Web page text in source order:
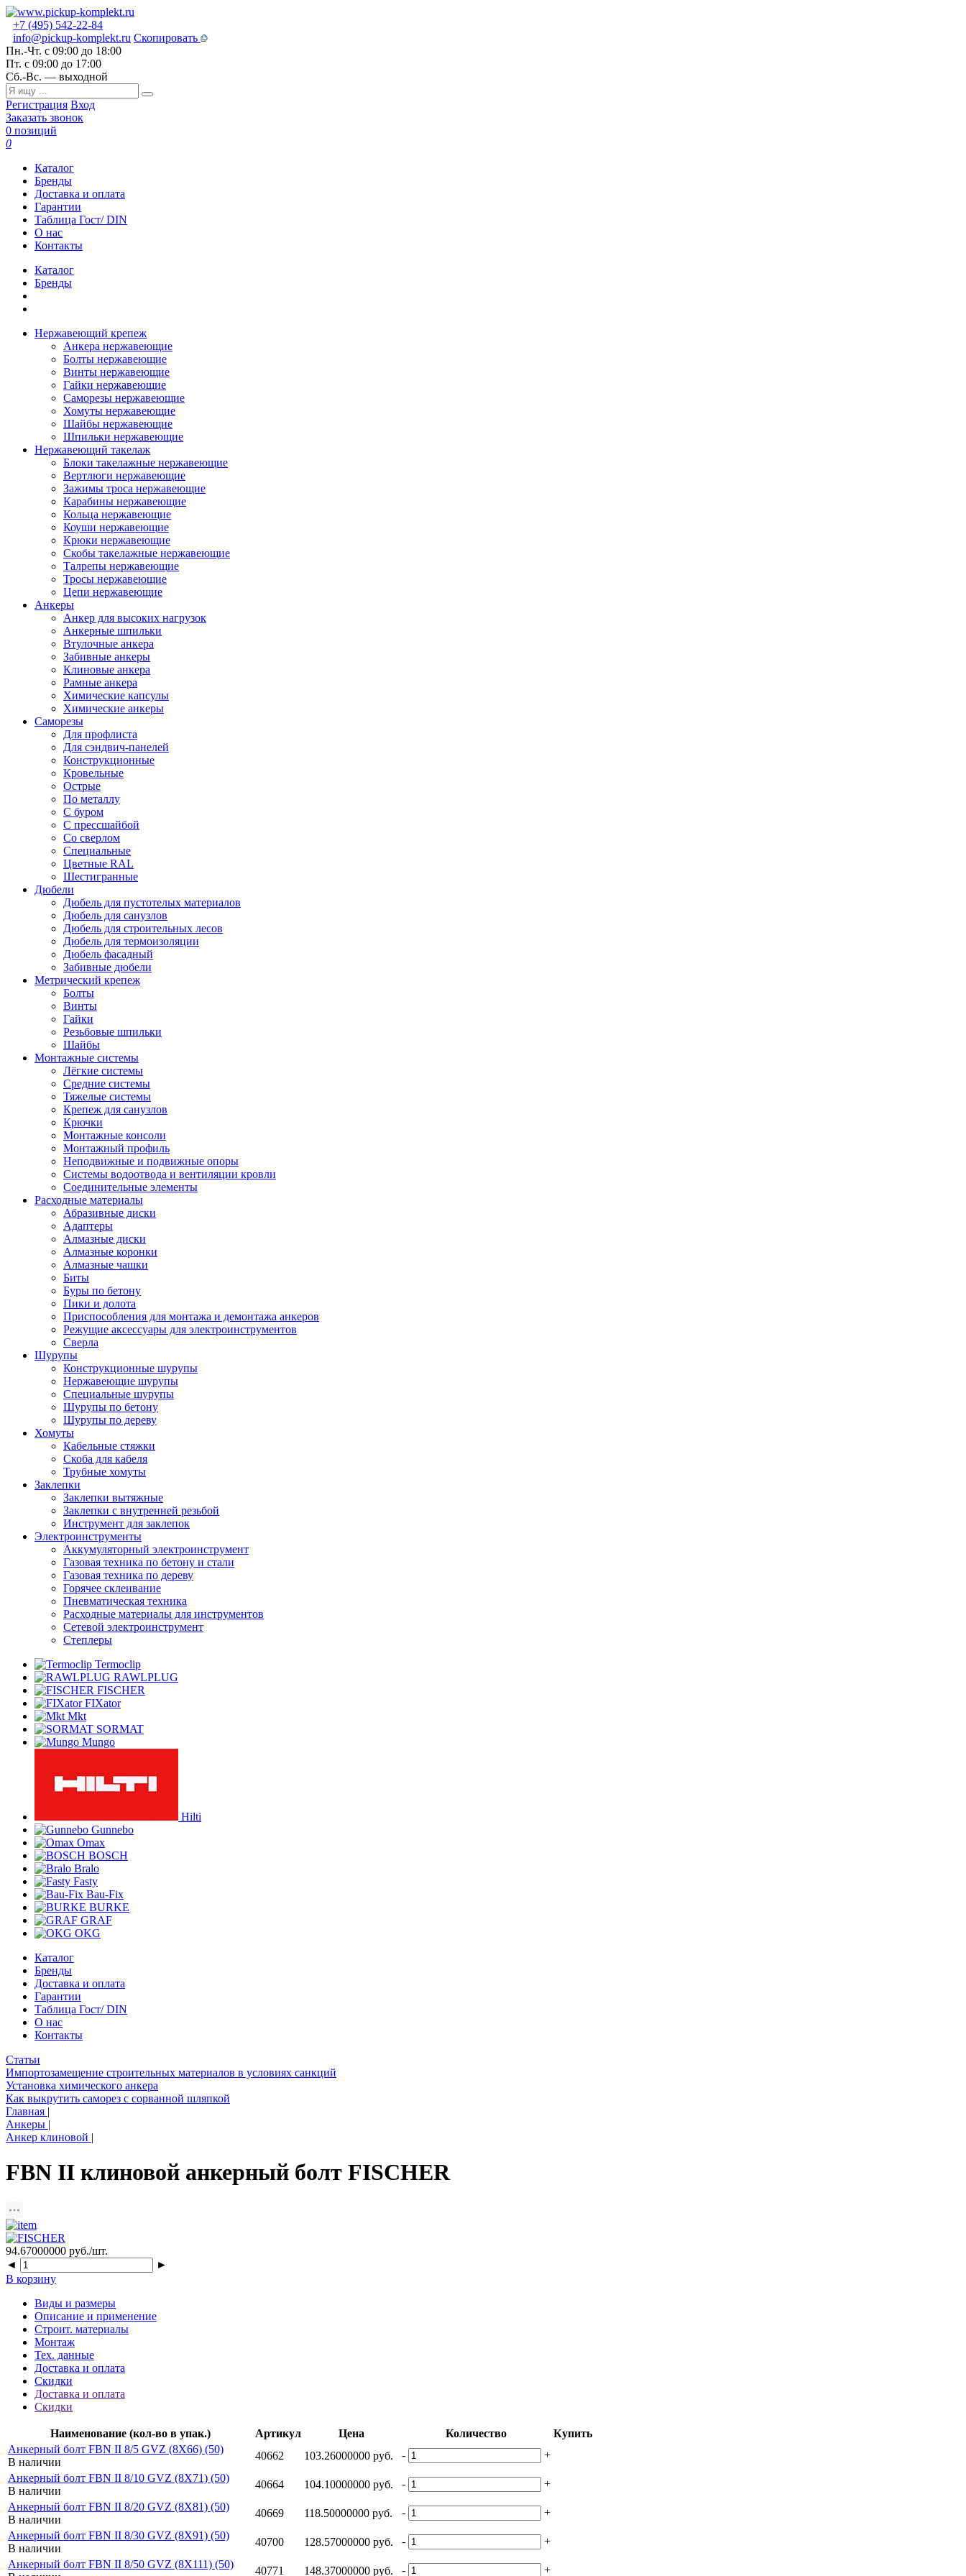
+7 (495) 542-22-84
info@pickup-komplekt.ru Скопировать
Пн.-Чт. с 09:00 до 18:00
Пт. с 09:00 до 17:00
Сб.-Вс. — выходной
Регистрация Вход
Заказать звонок
0 позиций
0
Каталог
Бренды
Доставка и оплата
Гарантии
Таблица Гост/ DIN
О нас
Контакты
Каталог
Бренды
Нержавеющий крепеж
Анкера нержавеющие
Болты нержавеющие
Винты нержавеющие
Гайки нержавеющие
Саморезы нержавеющие
Хомуты нержавеющие
Шайбы нержавеющие
Шпильки нержавеющие
Нержавеющий такелаж
Блоки такелажные нержавеющие
Вертлюги нержавеющие
Зажимы троса нержавеющие
Карабины нержавеющие
Кольца нержавеющие
Коуши нержавеющие
Крюки нержавеющие
Скобы такелажные нержавеющие
Талрепы нержавеющие
Тросы нержавеющие
Цепи нержавеющие
Анкеры
Анкер для высоких нагрузок
Анкерные шпильки
Втулочные анкера
Забивные анкеры
Клиновые анкера
Рамные анкера
Химические капсулы
Химические анкеры
Саморезы
Для профлиста
Для сэндвич-панелей
Конструкционные
Кровельные
Острые
По металлу
С буром
С прессшайбой
Со сверлом
Специальные
Цветные RAL
Шестигранные
Дюбели
Дюбель для пустотелых материалов
Дюбель для санузлов
Дюбель для строительных лесов
Дюбель для термоизоляции
Дюбель фасадный
Забивные дюбели
Метрический крепеж
Болты
Винты
Гайки
Резьбовые шпильки
Шайбы
Монтажные системы
Лёгкие системы
Средние системы
Тяжелые системы
Крепеж для санузлов
Крючки
Монтажные консоли
Монтажный профиль
Неподвижные и подвижные опоры
Системы водоотвода и вентиляции кровли
Соединительные элементы
Расходные материалы
Абразивные диски
Адаптеры
Алмазные диски
Алмазные коронки
Алмазные чашки
Биты
Буры по бетону
Пики и долота
Приспособления для монтажа и демонтажа анкеров
Режущие аксессуары для электроинструментов
Сверла
Шурупы
Конструкционные шурупы
Нержавеющие шурупы
Специальные шурупы
Шурупы по бетону
Шурупы по дереву
Хомуты
Кабельные стяжки
Скоба для кабеля
Трубные хомуты
Заклепки
Заклепки вытяжные
Заклепки с внутренней резьбой
Инструмент для заклепок
Электроинструменты
Аккумуляторный электроинструмент
Газовая техника по бетону и стали
Газовая техника по дереву
Горячее склеивание
Пневматическая техника
Расходные материалы для инструментов
Сетевой электроинструмент
Степлеры
Termoclip
RAWLPLUG
FISCHER
FIXator
Mkt
SORMAT
Mungo
Hilti
Gunnebo
Omax
BOSCH
Bralo
Fasty
Bau-Fix
BURKE
GRAF
OKG
Каталог
Бренды
Доставка и оплата
Гарантии
Таблица Гост/ DIN
О нас
Контакты
Статьи
Импортозамещение строительных материалов в условиях санкций
Установка химического анкера
Как выкрутить саморез с сорванной шляпкой
Главная |
Анкеры |
Анкер клиновой |
FBN II клиновой анкерный болт FISCHER
94.67000000 руб./шт.
◄
►
В корзину
Виды и размеры
Описание и применение
Строит. материалы
Монтаж
Тех. данные
Доставка и оплата
Скидки
Доставка и оплата
Скидки
Наименование (кол-во в упак.) Артикул Цена Количество
Купить
Анкерный болт FBN II 8/5 GVZ (8X66) (50)
В наличии
40662 103.26000000 руб. -
+
Анкерный болт FBN II 8/10 GVZ (8X71) (50)
В наличии
40664 104.10000000 руб. -
+
Анкерный болт FBN II 8/20 GVZ (8X81) (50)
В наличии
40669 118.50000000 руб. -
+
Анкерный болт FBN II 8/30 GVZ (8X91) (50)
В наличии
40700 128.57000000 руб. -
+
Анкерный болт FBN II 8/50 GVZ (8X111) (50)
40771 148.37000000 руб. - +